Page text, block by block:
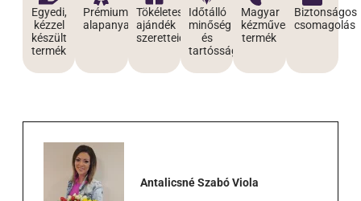
Egyedi,
kézzel
készült
termék
Prémium
alapanyagokból
Tökéletes
ajándék
szeretteidnek
Időtálló
minőség
és
tartósság
Magyar
kézműves
termék
Biztonságos
csomagolás
Antalicsné Szabó Viola